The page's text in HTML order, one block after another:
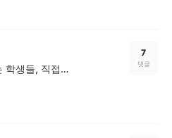
단지 내 교복 입고 담배 피우는 학생들, 직접 훈계한다 vs 조용히 신고만 한다
7
댓글